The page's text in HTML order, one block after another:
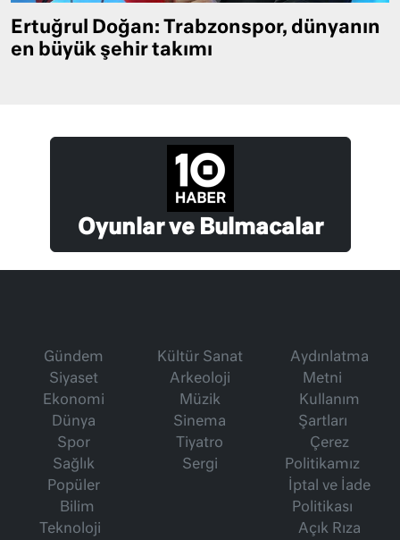
Ertuğrul Doğan: Trabzonspor, dünyanın
en büyük şehir takımı
Oyunlar ve Bulmacalar
Gündem
Siyaset
Ekonomi
Dünya
Spor
Sağlık
Popüler
Bilim
Teknoloji
Kültür Sanat
Arkeoloji
Müzik
Sinema
Tiyatro
Sergi
Aydınlatma
Metni
Kullanım
Şartları
Çerez
Politikamız
İptal ve İade
Politikası
Açık Rıza